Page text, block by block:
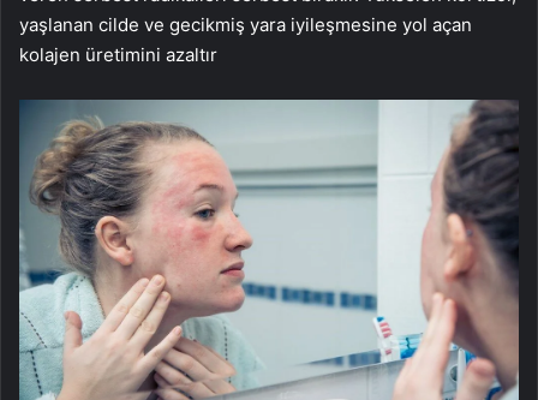
yaşlanan cilde ve gecikmiş yara iyileşmesine yol açan
kolajen üretimini azaltır